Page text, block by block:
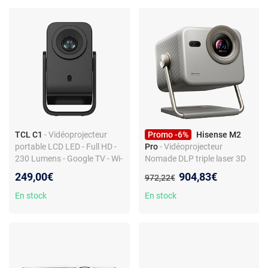
TCL C1 - Vidéoprojecteur
portable LCD LED - Full HD -
230 Lumens - Google TV - Wi-
Assistant - Google Cast -
Autofocus - HDMI/USB - Son
249,00€
En stock
Promo -6%
Hisense M2
Pro - Vidéoprojecteur
Nomade DLP triple laser 3D
Lumens - Smart TV - Wi-
Fi/Bluetooth/DLNA/Airplay 2
Ancien prix :
972,22€ Nouveau prix :
904,83€
En stock